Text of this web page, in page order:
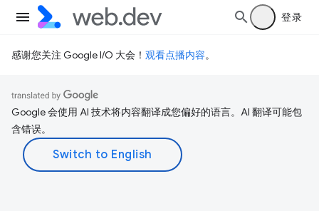
登录
感谢您关注 Google I/O 大会！ 观看点播内容。
Google 会使用 AI 技术将内容翻译成您偏好的语言。AI 翻译可能包
含错误。